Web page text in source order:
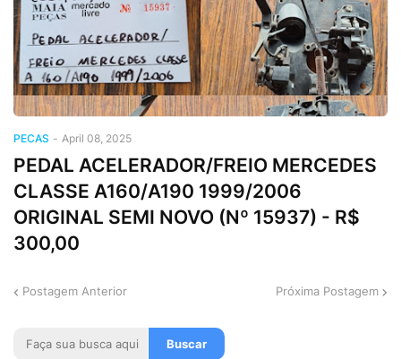
PECAS - April 08, 2025
PEDAL ACELERADOR/FREIO MERCEDES
CLASSE A160/A190 1999/2006
ORIGINAL SEMI NOVO (Nº 15937) - R$
300,00
Postagem Anterior Próxima Postagem